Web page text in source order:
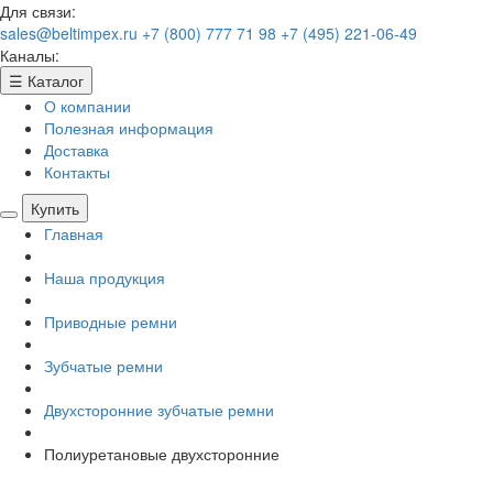
Для связи:
sales@beltimpex.ru +7 (800) 777 71 98 +7 (495) 221-06-49
Каналы:
☰ Каталог
О компании
Полезная информация
Доставка
Контакты
Купить
Главная
Наша продукция
Приводные ремни
Зубчатые ремни
Двухсторонние зубчатые ремни
Полиуретановые двухсторонние